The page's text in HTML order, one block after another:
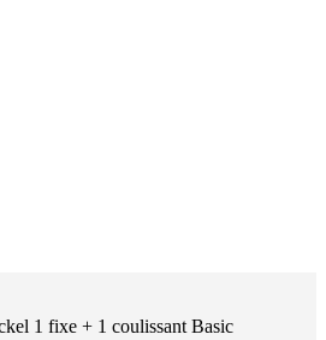
1 fixe + 1 coulissant Basic